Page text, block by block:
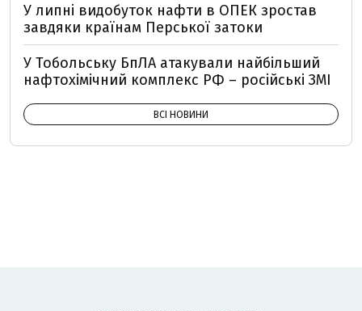
У липні видобуток нафти в ОПЕК зростав
завдяки країнам Перської затоки
У Тобольську БпЛА атакували найбільший
нафтохімічний комплекс РФ – російські ЗМІ
ВСІ НОВИНИ